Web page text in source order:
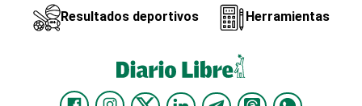
Resultados deportivos Herramientas